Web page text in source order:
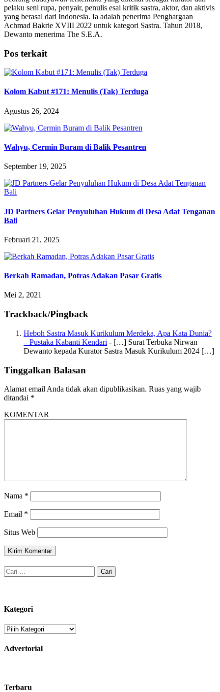
pelaku seni rupa, penyair, penulis esai kritik sastra, aktor, dan aktivis
yang berasal dari Indonesia. Ia adalah penerima Penghargaan
Achmad Bakrie XVIII 2022 untuk kategori Sastra. Tahun 2018,
Dewanto menerima The S.E.A.
Pos terkait
Kolom Kabut #171: Menulis (Tak) Terduga
Agustus 26, 2024
Wahyu, Cermin Buram di Balik Pesantren
September 19, 2025
JD Partners Gelar Penyuluhan Hukum di Desa Adat Tenganan
Bali
Februari 21, 2025
Berkah Ramadan, Potras Adakan Pasar Gratis
Mei 2, 2021
Trackback/Pingback
Heboh Sastra Masuk Kurikulum Merdeka, Apa Kata Dunia?
– Pustaka Kabanti Kendari - […] Surat Terbuka Nirwan
Dewanto kepada Kurator Sastra Masuk Kurikulum 2024 […]
Tinggalkan Balasan
Alamat email Anda tidak akan dipublikasikan. Ruas yang wajib
ditandai *
KOMENTAR
Nama *
Email *
Situs Web
Cari
untuk:
Kategori
Kategori
Advertorial
Terbaru